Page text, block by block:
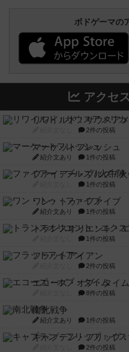
ボドゲーマの
アクセ
リワイルド：サウスア
2件の投稿
マーケットフレッシュ
紹介文あり 1件の投稿
ファイアー・ブルズ /
1件の投稿
ワン・トゥ・ファイブ
紹介文あり 1件の投稿
トランスオリエント・
1件の投稿
フラットアイアン
2件の投稿
エコーズ・オブ・タイム
8件の投稿
南北戦争
紹介文あり 1件の投稿
キャプテン・フリップ
2件の投稿